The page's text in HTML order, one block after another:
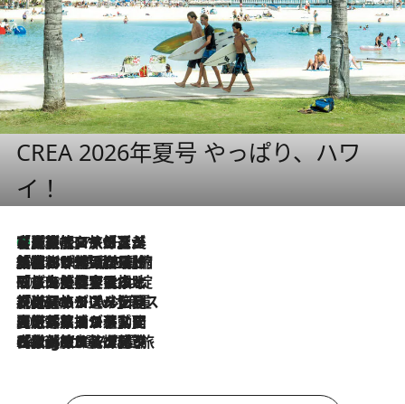
CREA 2026年夏号 やっぱり、ハワ
イ！
2026.8.7
【厳選旅コスメ】「多機能アイテムがメイン！」旅好き美容エディターが選んだ夏旅ベストコスメを発表【Mサイズジップ】
2026.8.6
「荷物が増えるほど旅ストレスは増す」美容ジャーナリストがたどり着いた最終結論。“化粧品を劇的に減らす”感動の凝縮美容とは
2026.8.6
「旅先には金髪ウィッグを持参」日本と同じメイクでは損してる!? 美容ジャーナリストが提案する“掟破りの旅美容”とは
2026.8.6
【厳選旅コスメ】「身軽さ＆UV対策重視！」ヘアアーティストshucoが選んだ夏旅ベストコスメを発表【Mサイズジップ】
2026.8.5
【厳選旅コスメ】国内をあちこち移動する河井菜摘が選んだ夏旅ベストコスメ発表！「リラックスアイテムはマスト」【Mサイズジップ】
2026.8.4
【厳選旅コスメ】「紫外線＆乾燥対策しながらメイク感も！」ヘア＆メイクGeorgeが選んだ夏旅ベストコスメを発表！【Mサイズジップ】